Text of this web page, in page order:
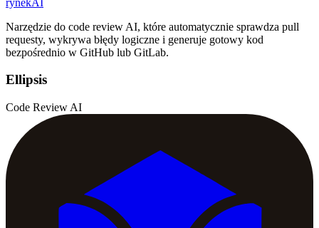
Narzędzie do code review AI, które automatycznie sprawdza pull
requesty, wykrywa błędy logiczne i generuje gotowy kod
bezpośrednio w GitHub lub GitLab.
Ellipsis
Code Review AI